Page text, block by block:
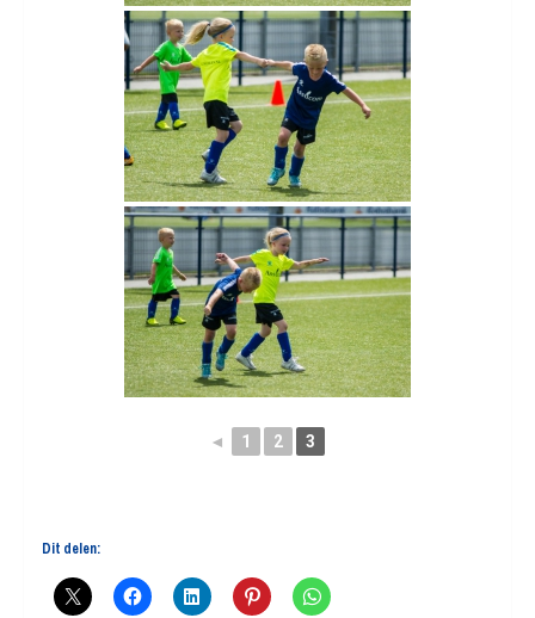
◄ 1 2 3
Dit delen: